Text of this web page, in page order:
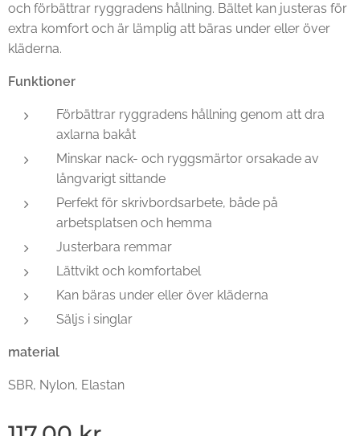
och förbättrar ryggradens hållning. Bältet kan justeras för
extra komfort och är lämplig att bäras under eller över
kläderna.
Funktioner
Förbättrar ryggradens hållning genom att dra
axlarna bakåt
Minskar nack- och ryggsmärtor orsakade av
långvarigt sittande
Perfekt för skrivbordsarbete, både på
arbetsplatsen och hemma
Justerbara remmar
Lättvikt och komfortabel
Kan bäras under eller över kläderna
Säljs i singlar
material
SBR, Nylon, Elastan